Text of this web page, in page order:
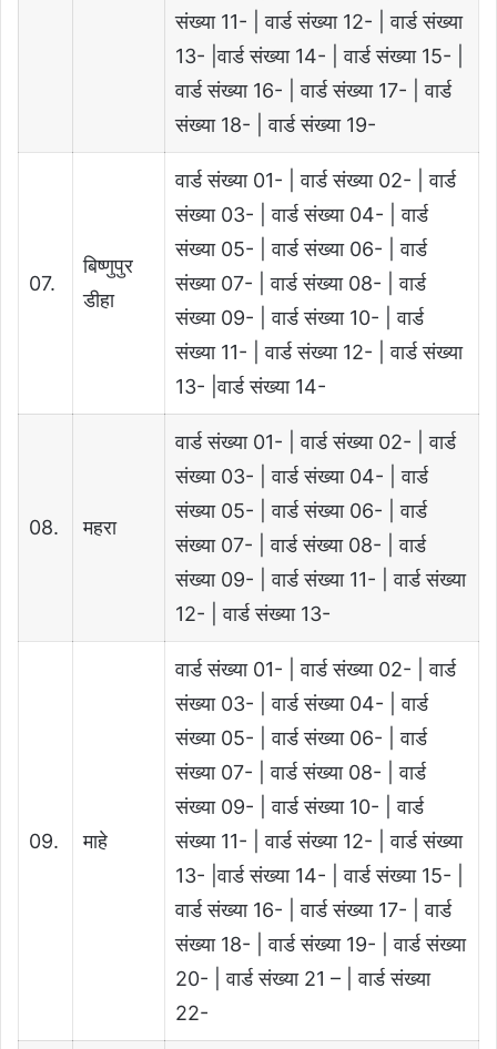
संख्या 11- | वार्ड संख्या 12- | वार्ड संख्या
13- |वार्ड संख्या 14- | वार्ड संख्या 15- |
वार्ड संख्या 16- | वार्ड संख्या 17- | वार्ड
संख्या 18- | वार्ड संख्या 19-
07.
बिष्णुपुर
डीहा
वार्ड संख्या 01- | वार्ड संख्या 02- | वार्ड
संख्या 03- | वार्ड संख्या 04- | वार्ड
संख्या 05- | वार्ड संख्या 06- | वार्ड
संख्या 07- | वार्ड संख्या 08- | वार्ड
संख्या 09- | वार्ड संख्या 10- | वार्ड
संख्या 11- | वार्ड संख्या 12- | वार्ड संख्या
13- |वार्ड संख्या 14-
08. महरा
वार्ड संख्या 01- | वार्ड संख्या 02- | वार्ड
संख्या 03- | वार्ड संख्या 04- | वार्ड
संख्या 05- | वार्ड संख्या 06- | वार्ड
संख्या 07- | वार्ड संख्या 08- | वार्ड
संख्या 09- | वार्ड संख्या 11- | वार्ड संख्या
12- | वार्ड संख्या 13-
09. माहे
वार्ड संख्या 01- | वार्ड संख्या 02- | वार्ड
संख्या 03- | वार्ड संख्या 04- | वार्ड
संख्या 05- | वार्ड संख्या 06- | वार्ड
संख्या 07- | वार्ड संख्या 08- | वार्ड
संख्या 09- | वार्ड संख्या 10- | वार्ड
संख्या 11- | वार्ड संख्या 12- | वार्ड संख्या
13- |वार्ड संख्या 14- | वार्ड संख्या 15- |
वार्ड संख्या 16- | वार्ड संख्या 17- | वार्ड
संख्या 18- | वार्ड संख्या 19- | वार्ड संख्या
20- | वार्ड संख्या 21 – | वार्ड संख्या
22-